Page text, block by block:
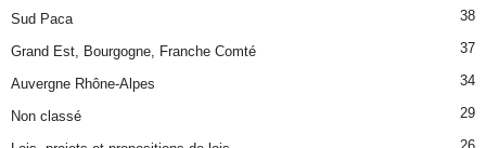
Sud Paca 38
Grand Est, Bourgogne, Franche Comté 37
Auvergne Rhône-Alpes 34
Non classé 29